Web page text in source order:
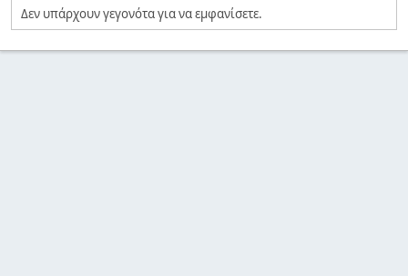
Δεν υπάρχουν γεγονότα για να εμφανίσετε.